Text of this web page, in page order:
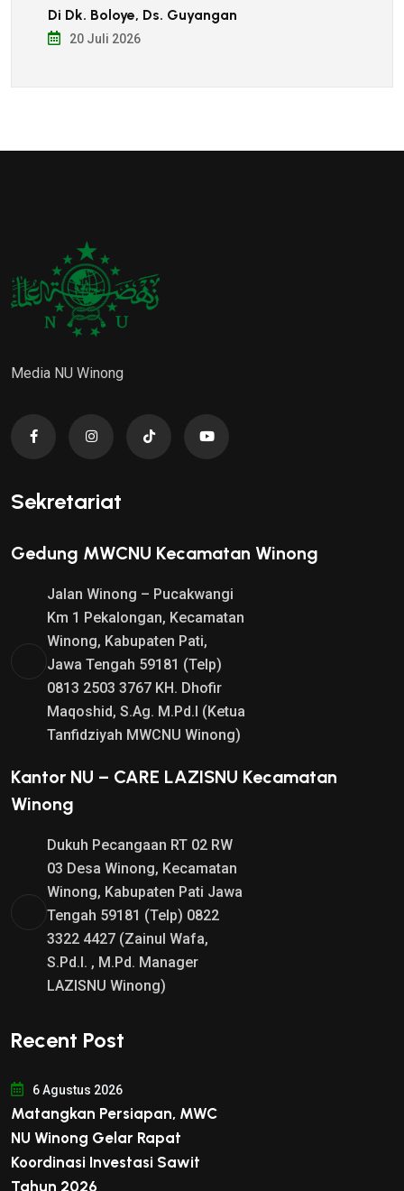
Di Dk. Boloye, Ds. Guyangan
20 Juli 2026
Media NU Winong
Sekretariat
Gedung MWCNU Kecamatan Winong
Jalan Winong – Pucakwangi
Km 1 Pekalongan, Kecamatan
Winong, Kabupaten Pati,
Jawa Tengah 59181 (Telp)
0813 2503 3767 KH. Dhofir
Maqoshid, S.Ag. M.Pd.I (Ketua
Tanfidziyah MWCNU Winong)
Kantor NU – CARE LAZISNU Kecamatan
Winong
Dukuh Pecangaan RT 02 RW
03 Desa Winong, Kecamatan
Winong, Kabupaten Pati Jawa
Tengah 59181 (Telp) 0822
3322 4427 (Zainul Wafa,
S.Pd.I. , M.Pd. Manager
LAZISNU Winong)
Recent Post
6 Agustus 2026
Matangkan Persiapan, MWC
NU Winong Gelar Rapat
Koordinasi Investasi Sawit
Tahun 2026